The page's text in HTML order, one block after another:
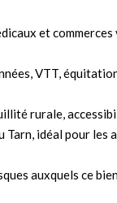
et
VTT,
rurale,
Tarn, idéal pour les
auxquels ce